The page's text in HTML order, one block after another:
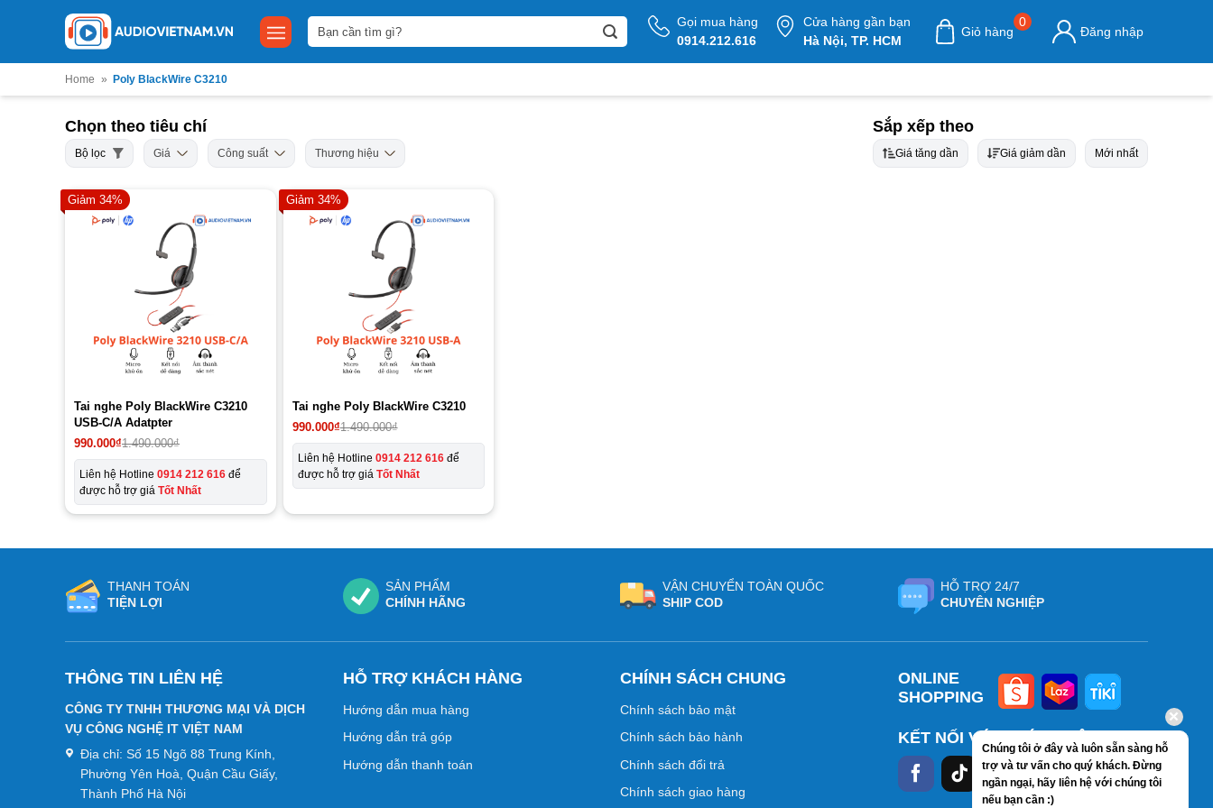
Tìm
kiếm:
Gọi mua hàng
0914.212.616
Cửa hàng gần bạn
Hà Nội, TP. HCM
Giỏ hàng
0
Đăng nhập
Home » Poly BlackWire C3210
Chọn theo tiêu chí
Bộ lọc Giá Công suất Thương hiệu
Sắp xếp theo
Giá tăng dần Giá giảm dần Mới nhất
Giảm 34%
Tai nghe Poly BlackWire C3210
USB-C/A Adatpter
1.490.000₫
Giá
gốc
là:
1.490.000₫.
990.000₫
Giá
hiện
tại
là:
990.000₫.
Liên hệ Hotline 0914 212 616 để
được hỗ trợ giá Tốt Nhất
Giảm 34%
Tai nghe Poly BlackWire C3210
990.000₫1.490.000₫
Liên hệ Hotline 0914 212 616để
được hỗ trợ giá Tốt Nhất
THANH TOÁN
TIỆN LỢI
SẢN PHẨM
CHÍNH HÃNG
VẬN CHUYỂN TOÀN QUỐC
SHIP COD
HỖ TRỢ 24/7
CHUYÊN NGHIỆP
THÔNG TIN LIÊN HỆ
CÔNG TY TNHH THƯƠNG MẠI VÀ DỊCH
VỤ CÔNG NGHỆ IT VIỆT NAM
Địa chỉ: Số 15 Ngõ 88 Trung Kính,
Phường Yên Hoà, Quận Cầu Giấy,
Thành Phố Hà Nội
HỖ TRỢ KHÁCH HÀNG
Hướng dẫn mua hàng
Hướng dẫn trả góp
Hướng dẫn thanh toán
CHÍNH SÁCH CHUNG
Chính sách bảo mật
Chính sách bảo hành
Chính sách đổi trả
Chính sách giao hàng
ONLINE
SHOPPING
KẾT NỐI VỚI CHÚNG TÔI
Chúng tôi ở đây và luôn sẵn sàng hỗ
trợ và tư vấn cho quý khách. Đừng
ngần ngại, hãy liên hệ với chúng tôi
nếu bạn cần :)